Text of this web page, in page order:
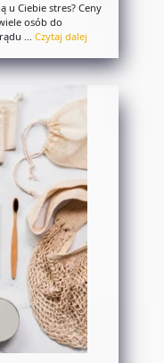
u Ciebie stres? Ceny
osób do
… Czytaj dalej